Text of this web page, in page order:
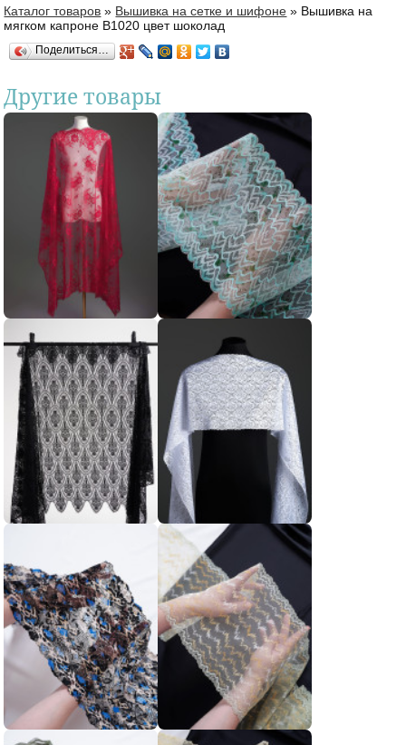
Вы здесь
Каталог товаров » Вышивка на сетке и шифоне » Вышивка на
мягком капроне В1020 цвет шоколад
Поделиться…
Другие товары